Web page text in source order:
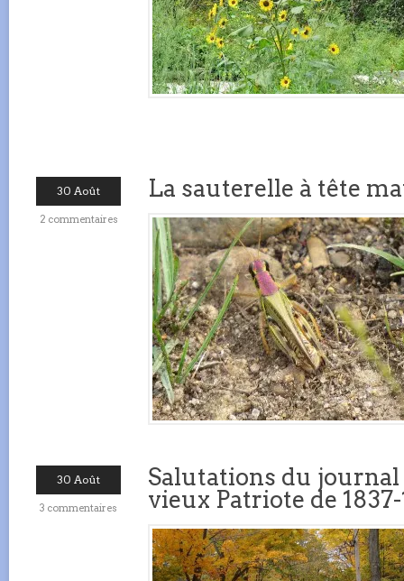
30 Août
2 commentaires
La sauterelle à tête
30 Août
3 commentaires
Salutations du journal
vieux Patriote de